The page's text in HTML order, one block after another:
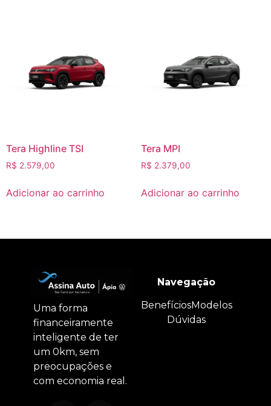
Tera Highline TSI
R$ 2.579,00
Adicionar ao carrinho
Tera MPI
R$ 2.379,00
Adicionar ao carrinho
Uma forma
financeiramente
inteligente de ter
um 0km, sem
preocupações e
com economia real.
Navegação
BenefíciosModelos
Dúvidas